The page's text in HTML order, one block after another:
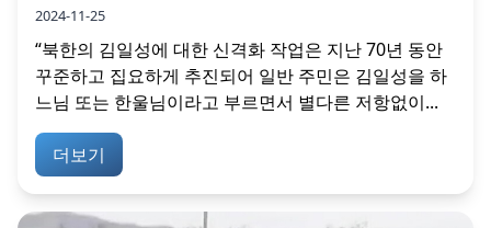
2024-11-25
“북한의 김일성에 대한 신격화 작업은 지난 70년 동안
꾸준하고 집요하게 추진되어 일반 주민은 김일성을 하
느님 또는 한울님이라고 부르면서 별다른 저항없이...
더보기